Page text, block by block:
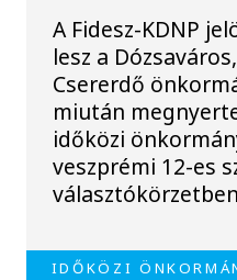
A Fidesz-KDNP
lesz a
Csererdő
miután
időközi
veszprémi 12-es
IDŐKÖZI